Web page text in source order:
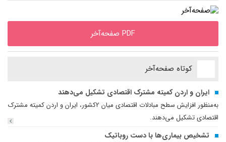
PDF صفحه‌آخر
کوتاه صفحه‌آخر
ایران و اردن کمیته مشترک اقتصادی تشکیل می‌دهند
به‌منظور افزایش سطح مبادلات اقتصادی میان 2کشور، ایران و اردن کمیته مشترک
اقتصادی تشکیل می‌دهند.
تشخیص بیماری‌ها با دست روباتیک